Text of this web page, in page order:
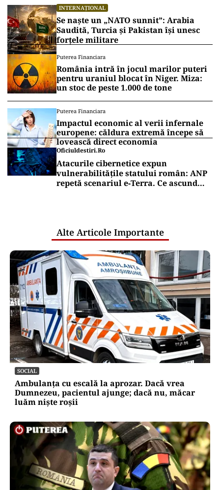
INTERNAȚIONAL
Se naște un „NATO sunnit”: Arabia
Saudită, Turcia și Pakistan își unesc
forțele militare
Puterea Financiara
România intră în jocul marilor puteri
pentru uraniul blocat în Niger. Miza:
un stoc de peste 1.000 de tone
Puterea Financiara
Impactul economic al verii infernale
europene: căldura extremă începe să
lovească direct economia
Oficiuldestiri.ro
Atacurile cibernetice expun
vulnerabilitățile statului român: ANP
repetă scenariul e‑Terra. Ce ascund
Alte Articole Importante
SOCIAL
Ambulanța cu escală la aprozar. Dacă vrea
Dumnezeu, pacientul ajunge; dacă nu, măcar
luăm niște roșii